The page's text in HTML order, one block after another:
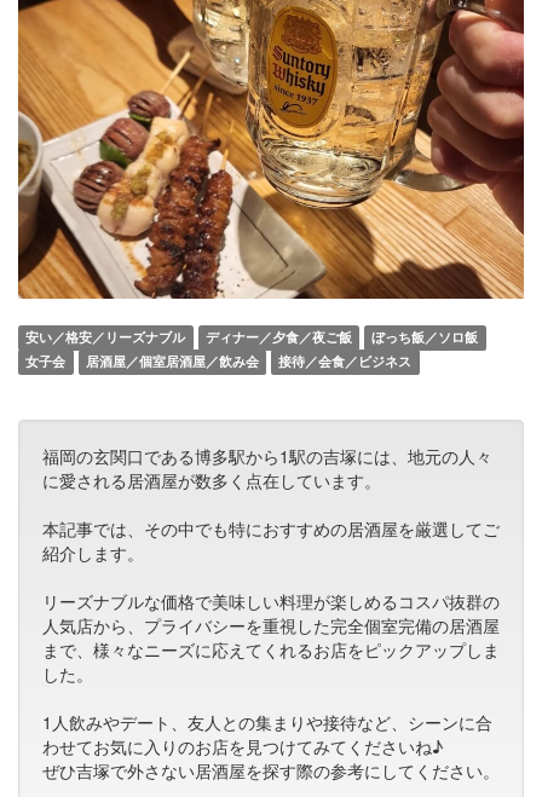
安い／格安／リーズナブル ディナー／夕食／夜ご飯
ぼっち飯／ソロ飯
女子会
居酒屋／個室居酒屋／飲み会 接待／会食／ビジネス
福岡の玄関口である博多駅から1駅の吉塚には、地元の人々
に愛される居酒屋が数多く点在しています。
本記事では、その中でも特におすすめの居酒屋を厳選してご
紹介します。
リーズナブルな価格で美味しい料理が楽しめるコスパ抜群の
人気店から、プライバシーを重視した完全個室完備の居酒屋
まで、様々なニーズに応えてくれるお店をピックアップしま
した。
1人飲みやデート、友人との集まりや接待など、シーンに合
わせてお気に入りのお店を見つけてみてくださいね♪
ぜひ吉塚で外さない居酒屋を探す際の参考にしてください。